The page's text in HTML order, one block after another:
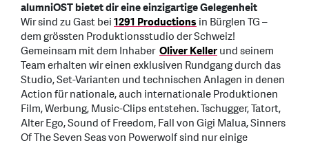
alumniOST bietet dir eine einzigartige Gelegenheit
Wir sind zu Gast bei1291 Productions in Bürglen TG –
dem grössten Produktionsstudio der Schweiz!
Gemeinsam mit dem Inhaber Oliver Kellerund seinem
Team erhalten wir einen exklusiven Rundgang durch das
Studio, Set-Varianten und technischen Anlagen in denen
Action für nationale, auch internationale Produktionen
Film, Werbung, Music-Clips entstehen. Tschugger, Tatort,
Alter Ego, Sound of Freedom, Fall von Gigi Malua, Sinners
Of The Seven Seas von Powerwolf sind nur einige